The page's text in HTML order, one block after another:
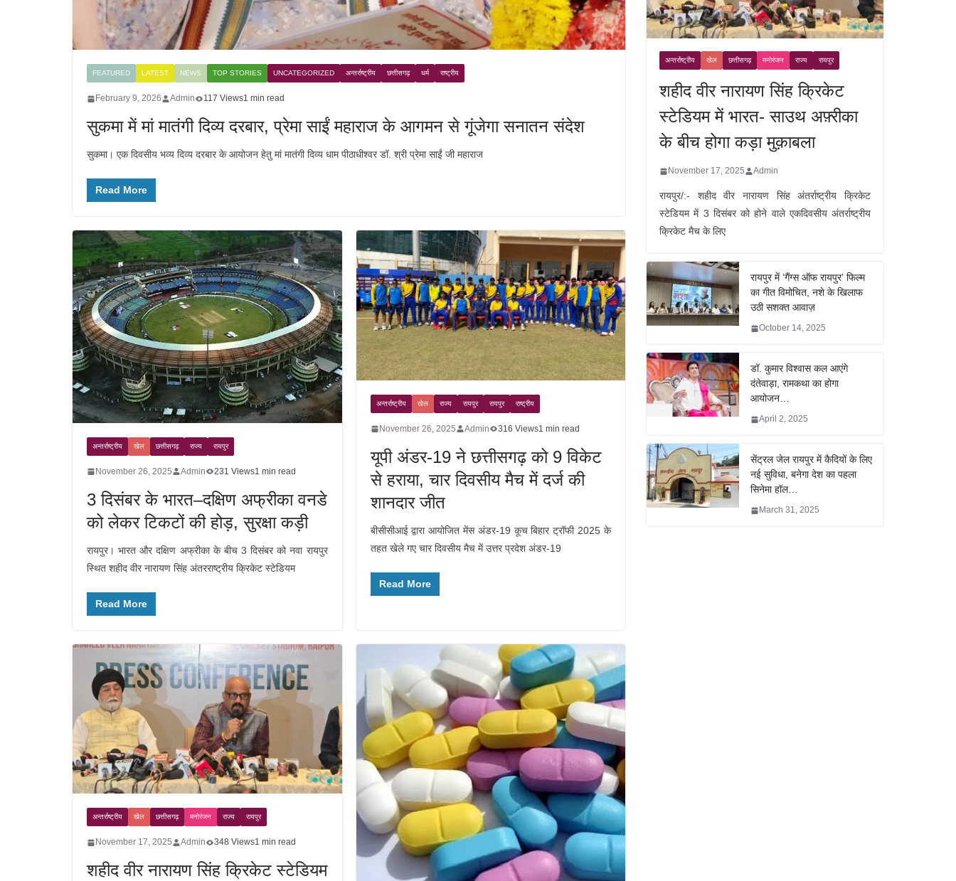
FEATURED LATEST NEWS TOP STORIES UNCATEGORIZED अन्तर्राष्ट्रीय छत्तीसगढ़ धर्म राष्ट्रीय
February 9, 2026 Admin 117 Views1 min read
सुकमा में मां मातंगी दिव्य दरबार, प्रेमा साईं महाराज के आगमन से गूंजेगा सनातन संदेश
सुकमा। एक दिवसीय भव्य दिव्य दरबार के आयोजन हेतु मां मातंगी दिव्य धाम पीठाधीश्वर डॉ. श्री प्रेमा साईं जी महाराज
Read More
अन्तर्राष्ट्रीय खेल छत्तीसगढ़ राज्य रायपुर
November 26, 2025 Admin 231 Views1 min read
3 दिसंबर के भारत–दक्षिण अफ्रीका वनडे
को लेकर टिकटों की होड़, सुरक्षा कड़ी
रायपुर। भारत और दक्षिण अफ्रीका के बीच 3 दिसंबर को नवा रायपुर
स्थित शहीद वीर नारायण सिंह अंतरराष्ट्रीय क्रिकेट स्टेडियम
Read More
अन्तर्राष्ट्रीय खेल राज्य रायपुर रायपुर राष्ट्रीय
November 26, 2025 Admin 316 Views1 min read
यूपी अंडर-19 ने छत्तीसगढ़ को 9 विकेट
से हराया, चार दिवसीय मैच में दर्ज की
शानदार जीत
बीसीसीआई द्वारा आयोजित मेंस अंडर-19 कूच बिहार ट्रॉफी 2025 के
तहत खेले गए चार दिवसीय मैच में उत्तर प्रदेश अंडर-19
Read More
अन्तर्राष्ट्रीय खेल छत्तीसगढ़ मनोरंजन राज्य रायपुर
November 17, 2025 Admin 348 Views1 min read
शहीद वीर नारायण सिंह क्रिकेट स्टेडियम
अन्तर्राष्ट्रीय खेल छत्तीसगढ़ मनोरंजन राज्य रायपुर
शहीद वीर नारायण सिंह क्रिकेट
स्टेडियम में भारत- साउथ अफ़्रीका
के बीच होगा कड़ा मुक़ाबला
November 17, 2025 Admin
रायपुर/:- शहीद वीर नारायण सिंह अंतर्राष्ट्रीय क्रिकेट
स्टेडियम में 3 दिसंबर को होने वाले एकदिवसीय अंतर्राष्ट्रीय
क्रिकेट मैच के लिए
रायपुर में ‘गैंग्स ऑफ रायपुर’ फिल्म
का गीत विमोचित, नशे के खिलाफ
उठी सशक्त आवाज़
October 14, 2025
डॉ. कुमार विश्वास कल आएंगे
दंतेवाड़ा, रामकथा का होगा
आयोजन…
April 2, 2025
सेंट्रल जेल रायपुर में कैदियों के लिए
नई सुविधा, बनेगा देश का पहला
सिनेमा हॉल…
March 31, 2025